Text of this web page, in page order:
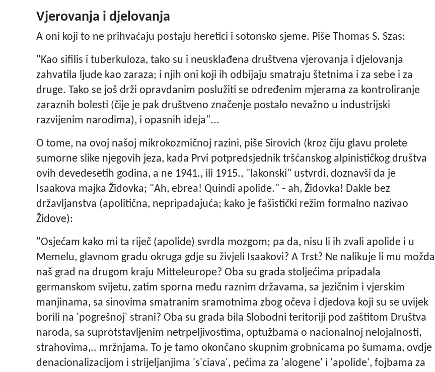
Vjerovanja i djelovanja
A oni koji to ne prihvaćaju postaju heretici i sotonsko sjeme. Piše Thomas S. Szas:
"Kao sifilis i tuberkuloza, tako su i neusklađena društvena vjerovanja i djelovanja
zahvatila ljude kao zaraza; i njih oni koji ih odbijaju smatraju štetnima i za sebe i za
druge. Tako se još drži opravdanim poslužiti se određenim mjerama za kontroliranje
zaraznih bolesti (čije je pak društveno značenje postalo nevažno u industrijski
razvijenim narodima), i opasnih ideja"...
O tome, na ovoj našoj mikrokozmičnoj razini, piše Sirovich (kroz čiju glavu prolete
sumorne slike njegovih jeza, kada Prvi potpredsjednik tršćanskog alpinističkog društva
ovih devedesetih godina, a ne 1941., ili 1915., "lakonski" ustvrdi, doznavši da je
Isaakova majka Židovka; "Ah, ebrea! Quindi apolide." - ah, Židovka! Dakle bez
državljanstva (apolitična, nepripadajuća; kako je fašistički režim formalno nazivao
Židove):
"Osjećam kako mi ta riječ (apolide) svrdla mozgom; pa da, nisu li ih zvali apolide i u
Memelu, glavnom gradu okruga gdje su živjeli Isaakovi? A Trst? Ne nalikuje li mu možda
naš grad na drugom kraju Mitteleurope? Oba su grada stoljećima pripadala
germanskom svijetu, zatim sporna među raznim državama, sa jezičnim i vjerskim
manjinama, sa sinovima smatranim sramotnima zbog očeva i djedova koji su se uvijek
borili na 'pogrešnoj' strani? Oba su grada bila Slobodni teritoriji pod zaštitom Društva
naroda, sa suprotstavljenim netrpeljivostima, optužbama o nacionalnoj nelojalnosti,
strahovima,.. mržnjama. To je tamo okončano skupnim grobnicama po šumama, ovdje
denacionalizacijom i strijeljanjima 's'ciava', pećima za 'alogene' i 'apolide', fojbama za